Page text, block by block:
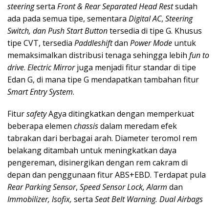
steeringserta Front & Rear Separated Head Restsudah
ada pada semua tipe, sementara Digital AC, Steering
Switch, dan Push Start Buttontersedia di tipe G. Khusus
tipe CVT, tersedia Paddleshiftdan Power Mode untuk
memaksimalkan distribusi tenaga sehingga lebih fun to
drive. Electric Mirrorjuga menjadi fitur standar di tipe
Edan G, di mana tipe G mendapatkan tambahan fitur
Smart Entry System.
FitursafetyAgya ditingkatkan dengan memperkuat
beberapa elemen chassisdalam meredam efek
tabrakan dari berbagai arah. Diameter teromol rem
belakang ditambah untuk meningkatkan daya
pengereman, disinergikan dengan rem cakram di
depan dan penggunaan fitur ABS+EBD. Terdapat pula
Rear Parking Sensor, Speed Sensor Lock, Alarm dan
Immobilizer, lsofix, serta Seat Belt Warning. Dual Airbags